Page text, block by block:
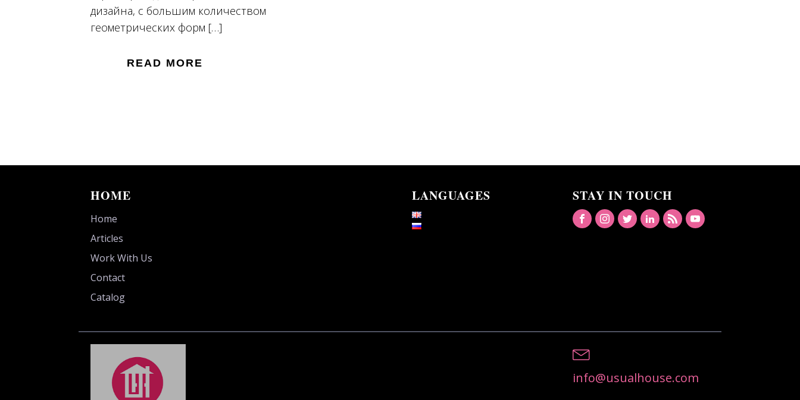
дизайна, с большим количеством
геометрических форм […]
READ MORE
HOME
Home
Articles
Work With Us
Contact
Catalog
LANGUAGES STAY IN TOUCH
info@usualhouse.com